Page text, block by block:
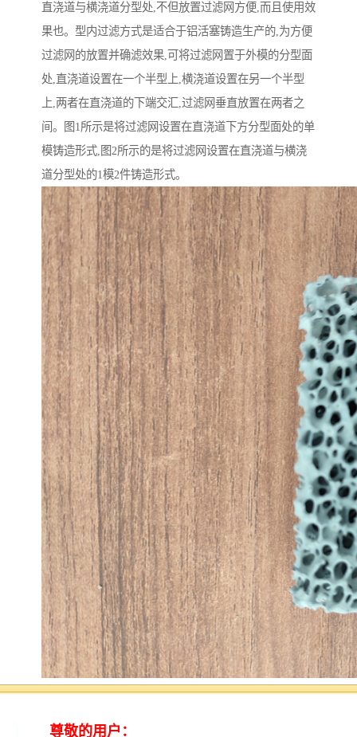
直浇道与横浇道分型处,不但放置过滤网方便,而且使用效
果也。型内过滤方式是适合于铝活塞铸造生产的,为方便
过滤网的放置并确滤效果,可将过滤网置于外模的分型面
处,直浇道设置在一个半型上,横浇道设置在另一个半型
上,两者在直浇道的下端交汇,过滤网垂直放置在两者之
间。图1所示是将过滤网设置在直浇道下方分型面处的单
模铸造形式,图2所示的是将过滤网设置在直浇道与横浇
道分型处的1模2件铸造形式。